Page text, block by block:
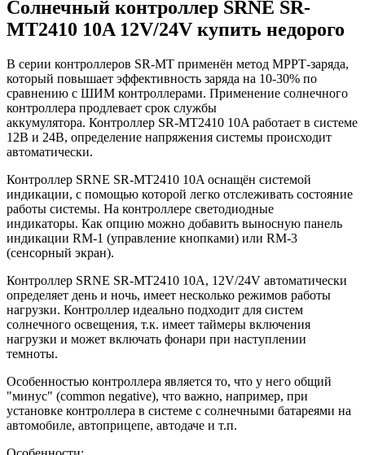
Солнечный контроллер SRNE SR-
MT2410 10A 12V/24V купить недорого
В серии контроллеров SR-MT применён метод МРРТ-заряда,
который повышает эффективность заряда на 10-30% по
сравнению с ШИМ контроллерами. Применение солнечного
контроллера продлевает срок службы
аккумулятора. Контроллер SR-MT2410 10A работает в системе
12В и 24В, определение напряжения системы происходит
автоматически.
Контроллер SRNE SR-MT2410 10A оснащён системой
индикации, с помощью которой легко отслеживать состояние
работы системы. На контроллере светодиодные
индикаторы. Как опцию можно добавить выносную панель
индикации RM-1 (управление кнопками) или RM-3
(сенсорный экран).
Контроллер SRNE SR-MT2410 10A, 12V/24V автоматически
определяет день и ночь, имеет несколько режимов работы
нагрузки. Контроллер идеально подходит для систем
солнечного освещения, т.к. имеет таймеры включения
нагрузки и может включать фонари при наступлении
темноты.
Особенностью контроллера является то, что у него общий
"минус" (common negative), что важно, например, при
установке контроллера в системе с солнечными батареями на
автомобиле, автоприцепе, автодаче и т.п.